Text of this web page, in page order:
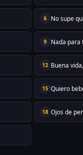
6 No supe
9 Nada para
12 Buena
15 Quiero
18 Ojos de